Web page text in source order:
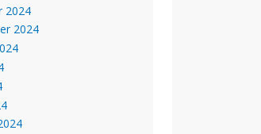
2024
2024